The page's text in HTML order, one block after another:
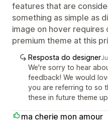
features that are
something as simple as
image on hover requires
premium theme at this
Resposta do designer
We're sorry to hear
feedback! We would
you are referring to so
these in future theme
ma cherie mon amour